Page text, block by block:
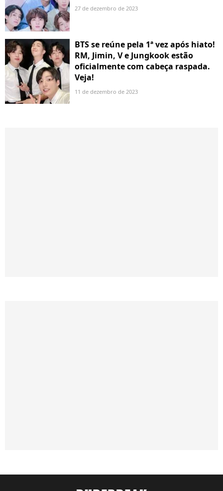
27 de dezembro de 2023
BTS se reúne pela 1ª vez após hiato!
RM, Jimin, V e Jungkook estão
oficialmente com cabeça raspada.
Veja!
11 de dezembro de 2023